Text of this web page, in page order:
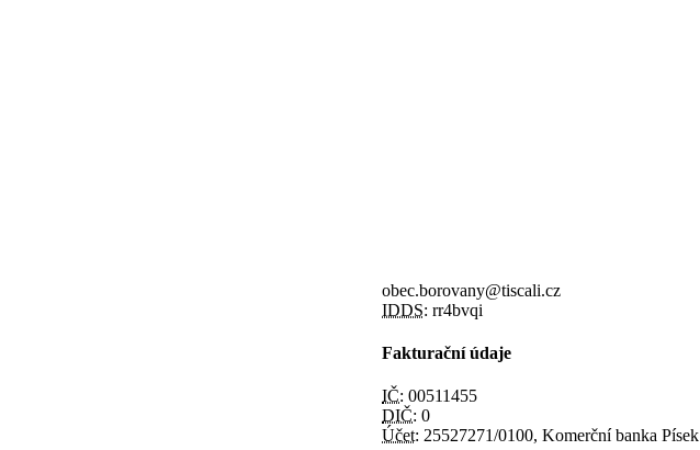
obec.borovany@tiscali.cz
IDDS: rr4bvqi
Fakturační údaje
IČ: 00511455
DIČ: 0
Účet: 25527271/0100, Komerční banka Písek